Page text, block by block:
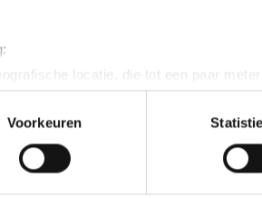
locatie, die tot een paar
actief te scannen op specifieke
worden verwerkt en stel uw
intrekken in de Cookieverklaring.
Voorkeuren